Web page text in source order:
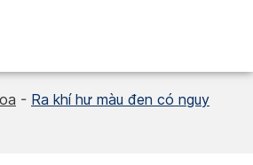
- Ra khí hư màu đen có nguy